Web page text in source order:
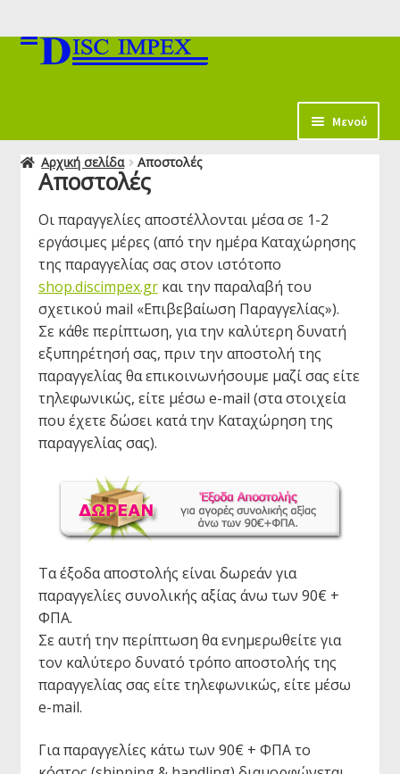
Απευθείας
μετάβαση
Μετάβαση
Μενού
Αρχική σελίδα Αποστολές
Αποστολές
Οι παραγγελίες αποστέλλονται μέσα σε 1-2
εργάσιμες μέρες (από την ημέρα Καταχώρησης
της παραγγελίας σας στον ιστότοπο
shop.discimpex.grκαι την παραλαβή του
σχετικού mail «Επιβεβαίωση Παραγγελίας»).
Σε κάθε περίπτωση, για την καλύτερη δυνατή
εξυπηρέτησή σας, πριν την αποστολή της
παραγγελίας θα επικοινωνήσουμε μαζί σας είτε
τηλεφωνικώς, είτε μέσω e-mail (στα στοιχεία
που έχετε δώσει κατά την Καταχώρηση της
παραγγελίας σας).
Τα έξοδα αποστολής είναι δωρεάν για
παραγγελίες συνολικής αξίας άνω των 90€ +
ΦΠΑ.
Σε αυτή την περίπτωση θα ενημερωθείτε για
τον καλύτερο δυνατό τρόπο αποστολής της
παραγγελίας σας είτε τηλεφωνικώς, είτε μέσω
e-mail.
Για παραγγελίες κάτω των 90€ + ΦΠΑ το